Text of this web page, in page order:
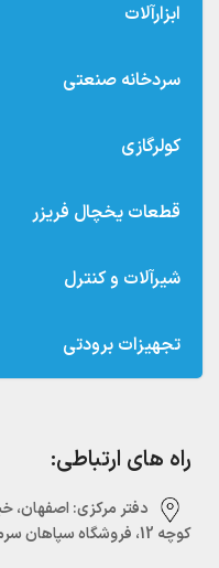
ابزارآلات
سردخانه صنعتی
کولرگازی
قطعات یخچال فریزر
شیرآلات و کنترل
تجهیزات برودتی
راه های ارتباطی:
دفتر مرکزی:‌ اصفهان،
کوچه 12، فروشگاه سپاهان سرما